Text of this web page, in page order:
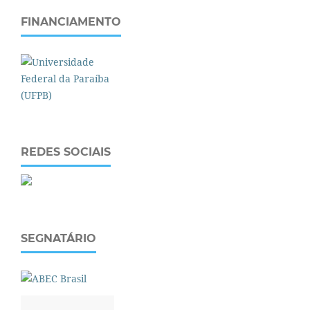
FINANCIAMENTO
REDES SOCIAIS
SEGNATÁRIO